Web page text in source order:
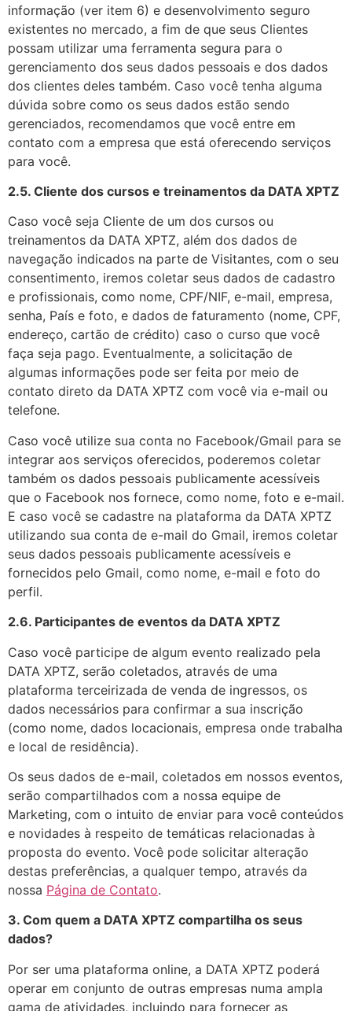
informação (ver item 6) e desenvolvimento seguro
existentes no mercado, a fim de que seus Clientes
possam utilizar uma ferramenta segura para o
gerenciamento dos seus dados pessoais e dos dados
dos clientes deles também. Caso você tenha alguma
dúvida sobre como os seus dados estão sendo
gerenciados, recomendamos que você entre em
contato com a empresa que está oferecendo serviços
para você.
2.5. Cliente dos cursos e treinamentos da DATA XPTZ
Caso você seja Cliente de um dos cursos ou
treinamentos da DATA XPTZ, além dos dados de
navegação indicados na parte de Visitantes, com o seu
consentimento, iremos coletar seus dados de cadastro
e profissionais, como nome, CPF/NIF, e-mail, empresa,
senha, País e foto, e dados de faturamento (nome, CPF,
endereço, cartão de crédito) caso o curso que você
faça seja pago. Eventualmente, a solicitação de
algumas informações pode ser feita por meio de
contato direto da DATA XPTZ com você via e-mail ou
telefone.
Caso você utilize sua conta no Facebook/Gmail para se
integrar aos serviços oferecidos, poderemos coletar
também os dados pessoais publicamente acessíveis
que o Facebook nos fornece, como nome, foto e e-mail.
E caso você se cadastre na plataforma da DATA XPTZ
utilizando sua conta de e-mail do Gmail, iremos coletar
seus dados pessoais publicamente acessíveis e
fornecidos pelo Gmail, como nome, e-mail e foto do
perfil.
2.6. Participantes de eventos da DATA XPTZ
Caso você participe de algum evento realizado pela
DATA XPTZ, serão coletados, através de uma
plataforma terceirizada de venda de ingressos, os
dados necessários para confirmar a sua inscrição
(como nome, dados locacionais, empresa onde trabalha
e local de residência).
Os seus dados de e-mail, coletados em nossos eventos,
serão compartilhados com a nossa equipe de
Marketing, com o intuito de enviar para você conteúdos
e novidades à respeito de temáticas relacionadas à
proposta do evento. Você pode solicitar alteração
destas preferências, a qualquer tempo, através da
nossa Página de Contato.
3. Com quem a DATA XPTZ compartilha os seus
dados?
Por ser uma plataforma online, a DATA XPTZ poderá
operar em conjunto de outras empresas numa ampla
gama de atividades, incluindo para fornecer as